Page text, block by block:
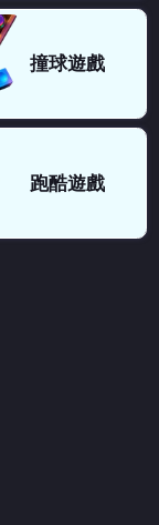
撞球遊戲
跑酷遊戲